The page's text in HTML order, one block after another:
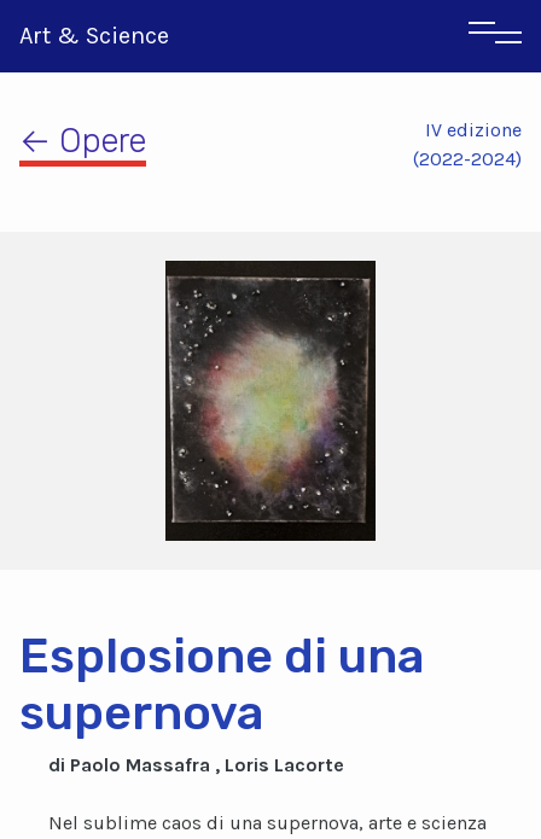
Art & Science
Inglese
Greco
← Opere
IV edizione
(2022-2024)
Esplosione di una
supernova
di Paolo Massafra , Loris Lacorte
Nel sublime caos di una supernova, arte e scienza